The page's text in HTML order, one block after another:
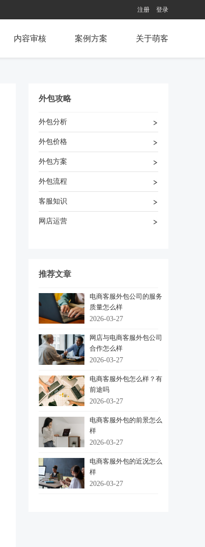
注册 登录
内容审核 案例方案 关于萌客
外包攻略
外包分析
外包价格
外包方案
外包流程
客服知识
网店运营
推荐文章
电商客服外包公司的服务
质量怎么样
2026-03-27
网店与电商客服外包公司
合作怎么样
2026-03-27
电商客服外包怎么样？有
前途吗
2026-03-27
电商客服外包的前景怎么
样
2026-03-27
电商客服外包的近况怎么
样
2026-03-27